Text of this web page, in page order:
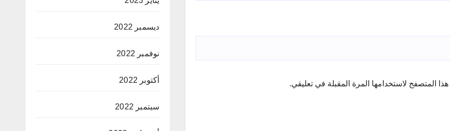
المتصفح لاستخدامها المرة المقبلة في تعليقي.
ديسمبر 2022
نوفمبر 2022
أكتوبر 2022
سبتمبر 2022